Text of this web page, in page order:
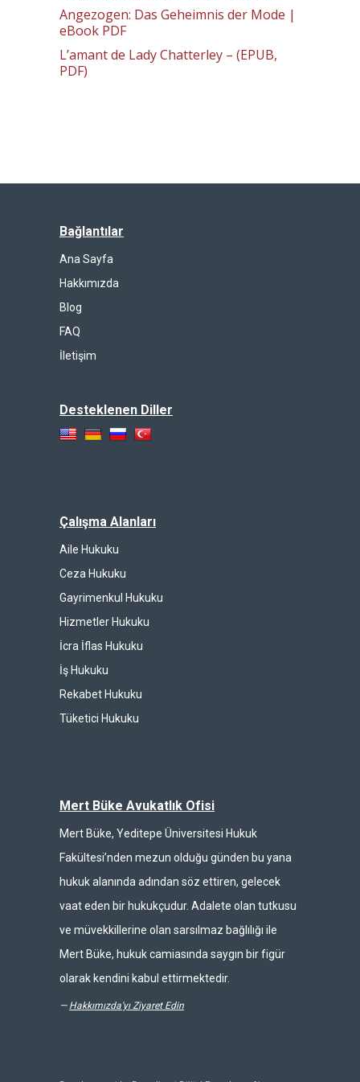
Angezogen: Das Geheimnis der Mode |
eBook PDF
L’amant de Lady Chatterley – (EPUB,
PDF)
Bağlantılar
Ana Sayfa
Hakkımızda
Blog
FAQ
İletişim
Desteklenen Diller
Çalışma Alanları
Aile Hukuku
Ceza Hukuku
Gayrimenkul Hukuku
Hizmetler Hukuku
İcra İflas Hukuku
İş Hukuku
Rekabet Hukuku
Tüketici Hukuku
Mert Büke Avukatlık Ofisi
Mert Büke, Yeditepe Üniversitesi Hukuk
Fakültesi’nden mezun olduğu günden bu yana
hukuk alanında adından söz ettiren, gelecek
vaat eden bir hukukçudur. Adalete olan tutkusu
ve müvekkillerine olan sarsılmaz bağlılığı ile
Mert Büke, hukuk camiasında saygın bir figür
olarak kendini kabul ettirmektedir.
— Hakkımızda'yı Ziyaret Edin